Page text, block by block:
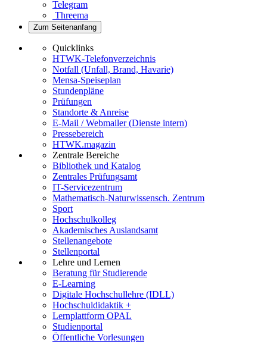
Telegram
Threema
Zum Seitenanfang
Quicklinks
HTWK-Telefonverzeichnis
Notfall (Unfall, Brand, Havarie)
Mensa-Speiseplan
Stundenpläne
Prüfungen
Standorte & Anreise
E-Mail / Webmailer (Dienste intern)
Pressebereich
HTWK.magazin
Zentrale Bereiche
Bibliothek und Katalog
Zentrales Prüfungsamt
IT-Servicezentrum
Mathematisch-Naturwissensch. Zentrum
Sport
Hochschulkolleg
Akademisches Auslandsamt
Stellenangebote
Stellenportal
Lehre und Lernen
Beratung für Studierende
E-Learning
Digitale Hochschullehre (IDLL)
Hochschuldidaktik +
Lernplattform OPAL
Studienportal
Öffentliche Vorlesungen